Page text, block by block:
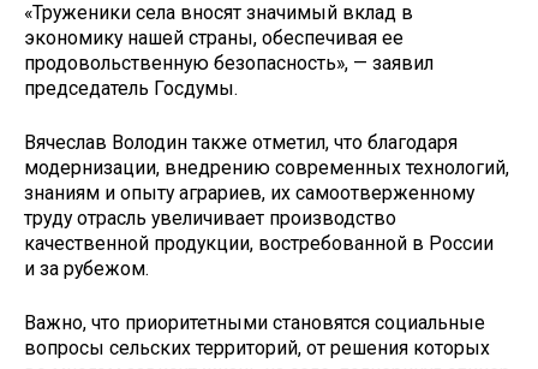
«Труженики села вносят значимый вклад в
экономику нашей страны, обеспечивая ее
продовольственную безопасность», — заявил
председатель Госдумы.
Вячеслав Володин также отметил, что благодаря
модернизации, внедрению современных технологий,
знаниям и опыту аграриев, их самоотверженному
труду отрасль увеличивает производство
качественной продукции, востребованной в России
и за рубежом.
Важно, что приоритетными становятся социальные
вопросы сельских территорий, от решения которых